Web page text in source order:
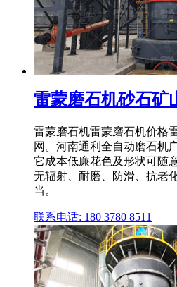
雷蒙磨石机砂石矿
雷蒙磨石机雷蒙磨石机价格
网。河南通利全自动磨石机
它成本低廉花色及形状可随
无辐射、耐磨、防滑、抗老
当。
联系电话: 180 3780 8511